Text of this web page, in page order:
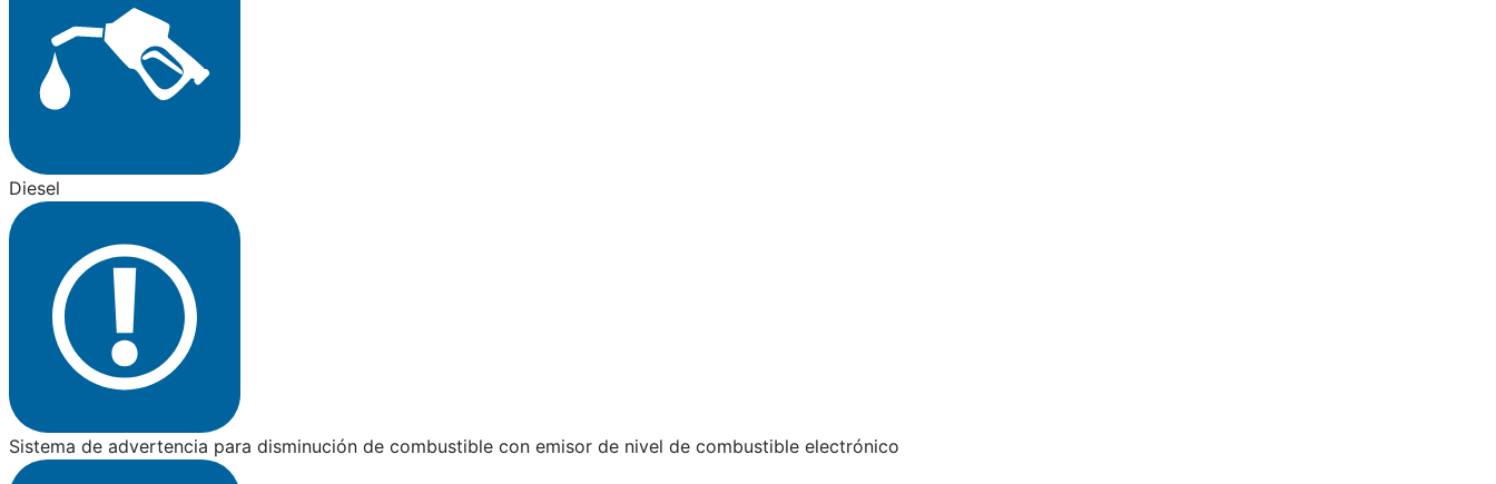
Diesel
Sistema de advertencia para disminución de combustible con emisor de nivel de combustible electrónico